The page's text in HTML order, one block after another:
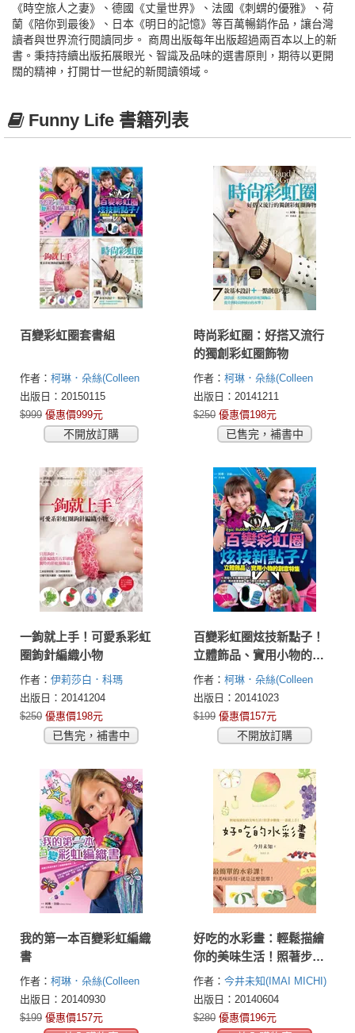
《時空旅人之妻》、德國《丈量世界》、法國《刺蝟的優雅》、荷
蘭《陪你到最後》、日本《明日的記憶》等百萬暢銷作品，讓台灣
讀者與世界流行閱讀同步。 商周出版每年出版超過兩百本以上的新
書。秉持持續出版拓展眼光、智識及品味的選書原則，期待以更開
闊的精神，打開廿一世紀的新閱讀領域。
Funny Life 書籍列表
百變彩虹圈套書組
作者： 柯琳．朵絲(Colleen
Dorsey)
出版日：20150115
$999 優惠價999元
不開放訂購
時尚彩虹圈：好搭又流行
的獨創彩虹圈飾物
作者： 柯琳．朵絲(Colleen
Dorsey)
出版日：20141211
$250 優惠價198元
已售完，補書中
一鉤就上手！可愛系彩虹
圈鉤針編織小物
作者： 伊莉莎白．科瑪
(Elizabeth M. Kollmar )
出版日：20141204
$250 優惠價198元
已售完，補書中
百變彩虹圈炫技新點子！
立體飾品、實用小物的創
意特集
作者： 柯琳．朵絲(Colleen
Dorsey)
出版日：20141023
$199 優惠價157元
不開放訂購
我的第一本百變彩虹編織
書
作者： 柯琳．朵絲(Colleen
Dorsey)
出版日：20140930
$199 優惠價157元
好吃的水彩畫：輕鬆描繪
你的美味生活！照著步驟
做，一畫就上手！
作者： 今井未知(IMAI MICHI)
出版日：20140604
$280 優惠價196元